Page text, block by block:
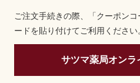
ご注文手続きの際、「クーポン
ードを貼り付けてご利用ください
サツマ薬局オンラ